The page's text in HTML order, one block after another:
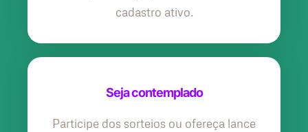
cadastro ativo.
Seja contemplado
Participe dos sorteios ou ofereça lance